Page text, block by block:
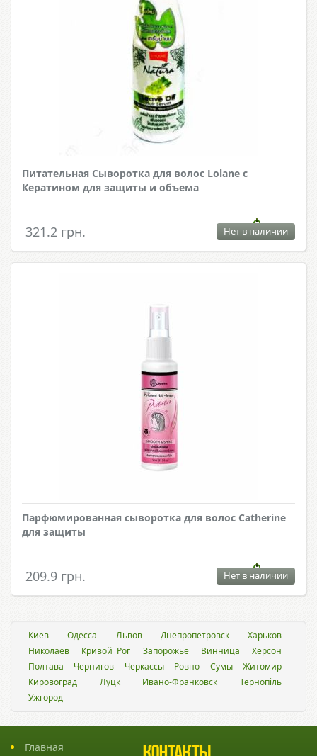
Питательная Сыворотка для волос Lolane с
Кератином для защиты и объема
321.2 грн. Нет в наличии
Парфюмированная сыворотка для волос Catherine
для защиты
209.9 грн. Нет в наличии
Киев Одесса Львов Днепропетровск
Харьков
Николаев
Кривой Рог Запорожье Винница
Херсон
Полтава
Чернигов Черкассы Ровно Сумы
Житомир
Кировоград
Луцк Ивано-Франковск
Тернопіль
Ужгород
Главная